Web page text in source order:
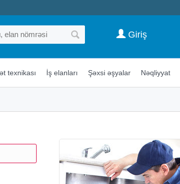
Giriş
texnikası İş elanları Şəxsi əşyalar Nəqliyyat